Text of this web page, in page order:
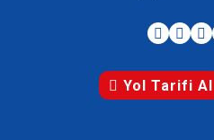
Yol Tarifi Al